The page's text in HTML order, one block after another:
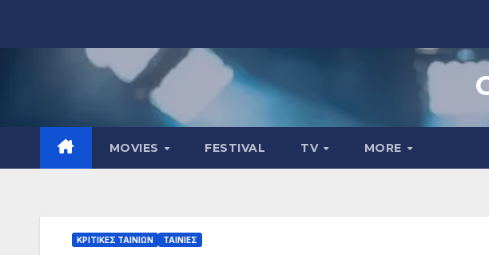
MOVIES FESTIVAL TV MORE
ΚΡΙΤΙΚΕΣ ΤΑΙΝΙΩΝ ΤΑΙΝΙΕΣ